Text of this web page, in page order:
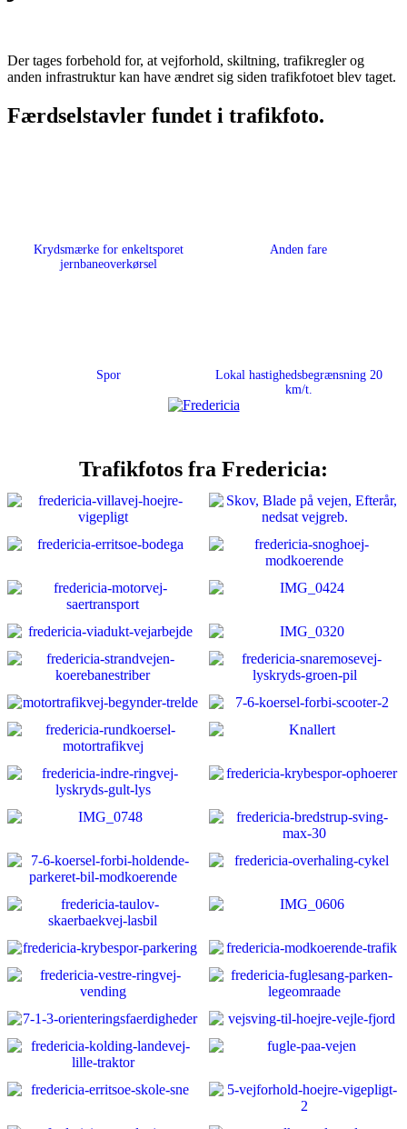
Der tages forbehold for, at vejforhold, skiltning, trafikregler og
anden infrastruktur kan have ændret sig siden trafikfotoet blev taget.
Færdselstavler fundet i trafikfoto.
Krydsmærke for enkeltsporet
jernbaneoverkørsel
Anden fare
Spor
Lokal hastighedsbegrænsning 20
km/t.
Trafikfotos fra Fredericia: